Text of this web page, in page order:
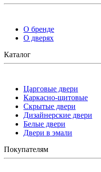
О бренде
О дверях
Каталог
Царговые двери
Каркасно-щитовые
Скрытые двери
Дизайнерские двери
Белые двери
Двери в эмали
Покупателям